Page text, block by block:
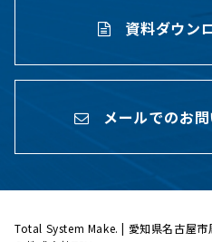
資料ダウン
メールでのお
Total System Make. | 愛知県名古屋市